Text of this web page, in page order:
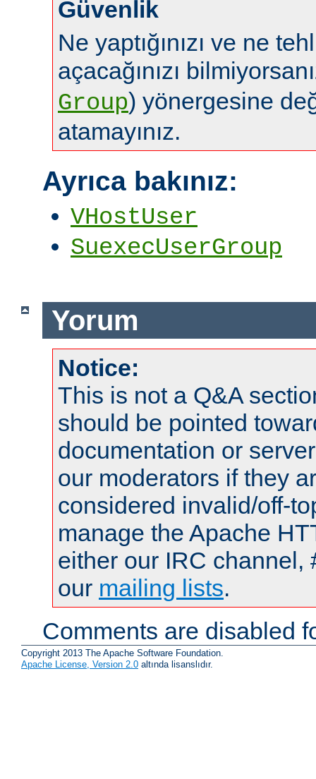
Güvenlik
Ne yaptığınızı ve ne
açacağınızı
Group) yönergesine
atamayınız.
Ayrıca bakınız:
VHostUser
SuexecUserGroup
Yorum
Notice:
This is not a Q&A
should be pointed
documentation or
our moderators if they
considered invalid/off-
manage the Apache
either our IRC channel,
our mailing lists.
Comments are disabled
Copyright 2013 The Apache Software Foundation.
Apache License, Version 2.0 altında lisanslıdır.